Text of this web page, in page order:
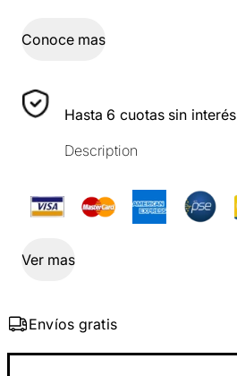
Conoce mas
Hasta 6 cuotas sin interés
Description
Ver mas
Envíos gratis